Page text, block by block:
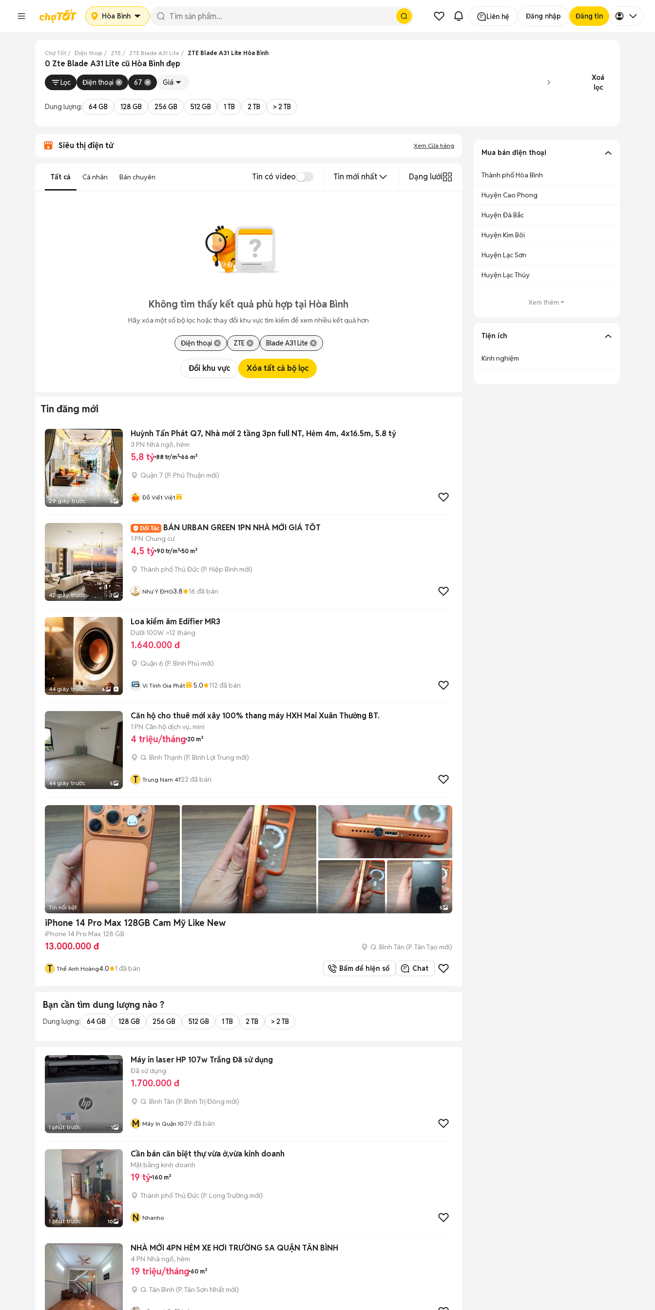
Hòa Bình Liên hệ Đăng nhập Đăng tin
Chợ Tốt Điện thoại ZTE ZTE Blade A31 Lite ZTE Blade A31 Lite Hòa Bình
0 Zte Blade A31 Lite cũ Hòa Bình đẹp
Lọc Điện thoại 67 Giá
Xoá
lọc
Dung lượng: 64 GB 128 GB 256 GB 512 GB 1 TB 2 TB > 2 TB
Siêu thị điện tử Xem Cửa hàng
Tất cả Cá nhân Bán chuyên Tin có video Tin mới nhất Dạng lưới
Không tìm thấy kết quả phù hợp tại Hòa Bình
Hãy xóa một số bộ lọc hoặc thay đổi khu vực tìm kiếm để xem nhiều kết quả hơn
Điện thoại ZTE Blade A31 Lite
Đổi khu vực Xóa tất cả bộ lọc
Tin đăng mới
29 giây trước 5
Huỳnh Tấn Phát Q7, Nhà mới 2 tầng 3pn full NT, Hẻm 4m, 4x16.5m, 5.8 tỷ
3 PN Nhà ngõ, hẻm
5,8 tỷ 88 tr/m² 66 m²
Quận 7 (P. Phú Thuận mới)
Đỗ Viết Việt
42 giây trước 7
BÁN URBAN GREEN 1PN NHÀ MỚI GIÁ TỐT
1 PN Chung cư
4,5 tỷ 90 tr/m² 50 m²
Thành phố Thủ Đức (P. Hiệp Bình mới)
Như Ý ĐHG3.8 16 đã bán
44 giây trước 6
Loa kiểm âm Edifier MR3
Dưới 100W >12 tháng
1.640.000 đ
Quận 6 (P. Bình Phú mới)
Vi Tính Gia Phát 5.0 112 đã bán
44 giây trước 5
Căn hộ cho thuê mới xây 100% thang máy HXH Mai Xuân Thưởng BT.
1 PN Căn hộ dịch vụ, mini
4 triệu/tháng 20 m²
Q. Bình Thạnh (P. Bình Lợi Trung mới)
T Trung Nam 4722 đã bán
Tin nổi bật 5
iPhone 14 Pro Max 128GB Cam Mỹ Like New
iPhone 14 Pro Max 128 GB
13.000.000 đ Q. Bình Tân (P. Tân Tạo mới)
T Thế Anh Hoàng4.0 1 đã bán Bấm để hiện số Chat
Bạn cần tìm dung lượng nào ?
Dung lượng: 64 GB 128 GB 256 GB 512 GB 1 TB 2 TB > 2 TB
1 phút trước 1
Máy in laser HP 107w Trắng Đã sử dụng
Đã sử dụng
1.700.000 đ
Q. Bình Tân (P. Bình Trị Đông mới)
M Máy In Quận 1039 đã bán
1 phút trước 10
Cần bán căn biệt thự vừa ở,vừa kinh doanh
Mặt bằng kinh doanh
19 tỷ 160 m²
Thành phố Thủ Đức (P. Long Trường mới)
N Nhanho
NHÀ MỚI 4PN HẺM XE HƠI TRƯỜNG SA QUẬN TÂN BÌNH
4 PN Nhà ngõ, hẻm
19 triệu/tháng 60 m²
Q. Tân Bình (P. Tân Sơn Nhất mới)
Mua bán điện thoại
Thành phố Hòa Bình
Huyện Cao Phong
Huyện Đà Bắc
Huyện Kim Bôi
Huyện Lạc Sơn
Huyện Lạc Thủy
Xem thêm
Tiện ích
Kinh nghiệm